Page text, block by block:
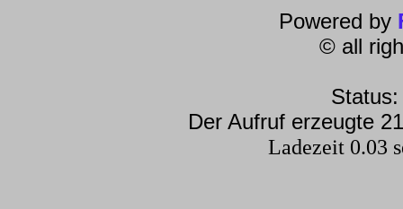
Powered by
© all
Der Aufruf erzeugte
Ladezeit 0.03